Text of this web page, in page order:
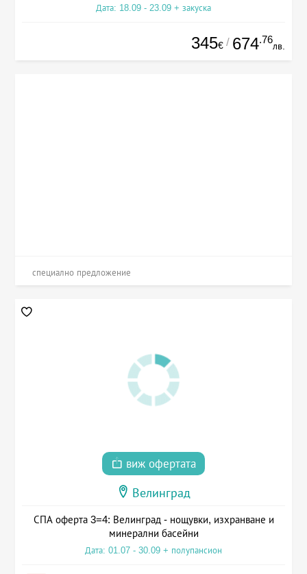
Дата: 18.09 - 23.09 + закуска
345€ / 674.76
лв.
специално предложение
виж офертата
Велинград
СПА оферта 3=4: Велинград - нощувки, изхранване и
минерални басейни
Дата: 01.07 - 30.09 + полупансион